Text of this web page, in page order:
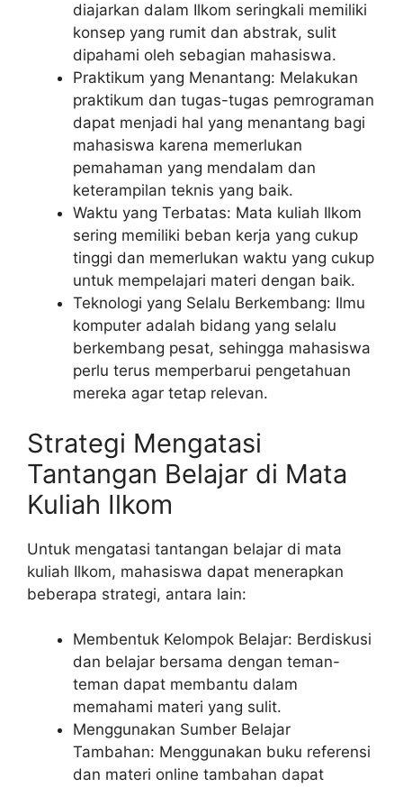
diajarkan dalam Ilkom seringkali memiliki
konsep yang rumit dan abstrak, sulit
dipahami oleh sebagian mahasiswa.
Praktikum yang Menantang: Melakukan
praktikum dan tugas-tugas pemrograman
dapat menjadi hal yang menantang bagi
mahasiswa karena memerlukan
pemahaman yang mendalam dan
keterampilan teknis yang baik.
Waktu yang Terbatas: Mata kuliah Ilkom
sering memiliki beban kerja yang cukup
tinggi dan memerlukan waktu yang cukup
untuk mempelajari materi dengan baik.
Teknologi yang Selalu Berkembang: Ilmu
komputer adalah bidang yang selalu
berkembang pesat, sehingga mahasiswa
perlu terus memperbarui pengetahuan
mereka agar tetap relevan.
Strategi Mengatasi
Tantangan Belajar di Mata
Kuliah Ilkom
Untuk mengatasi tantangan belajar di mata
kuliah Ilkom, mahasiswa dapat menerapkan
beberapa strategi, antara lain:
Membentuk Kelompok Belajar: Berdiskusi
dan belajar bersama dengan teman-
teman dapat membantu dalam
memahami materi yang sulit.
Menggunakan Sumber Belajar
Tambahan: Menggunakan buku referensi
dan materi online tambahan dapat